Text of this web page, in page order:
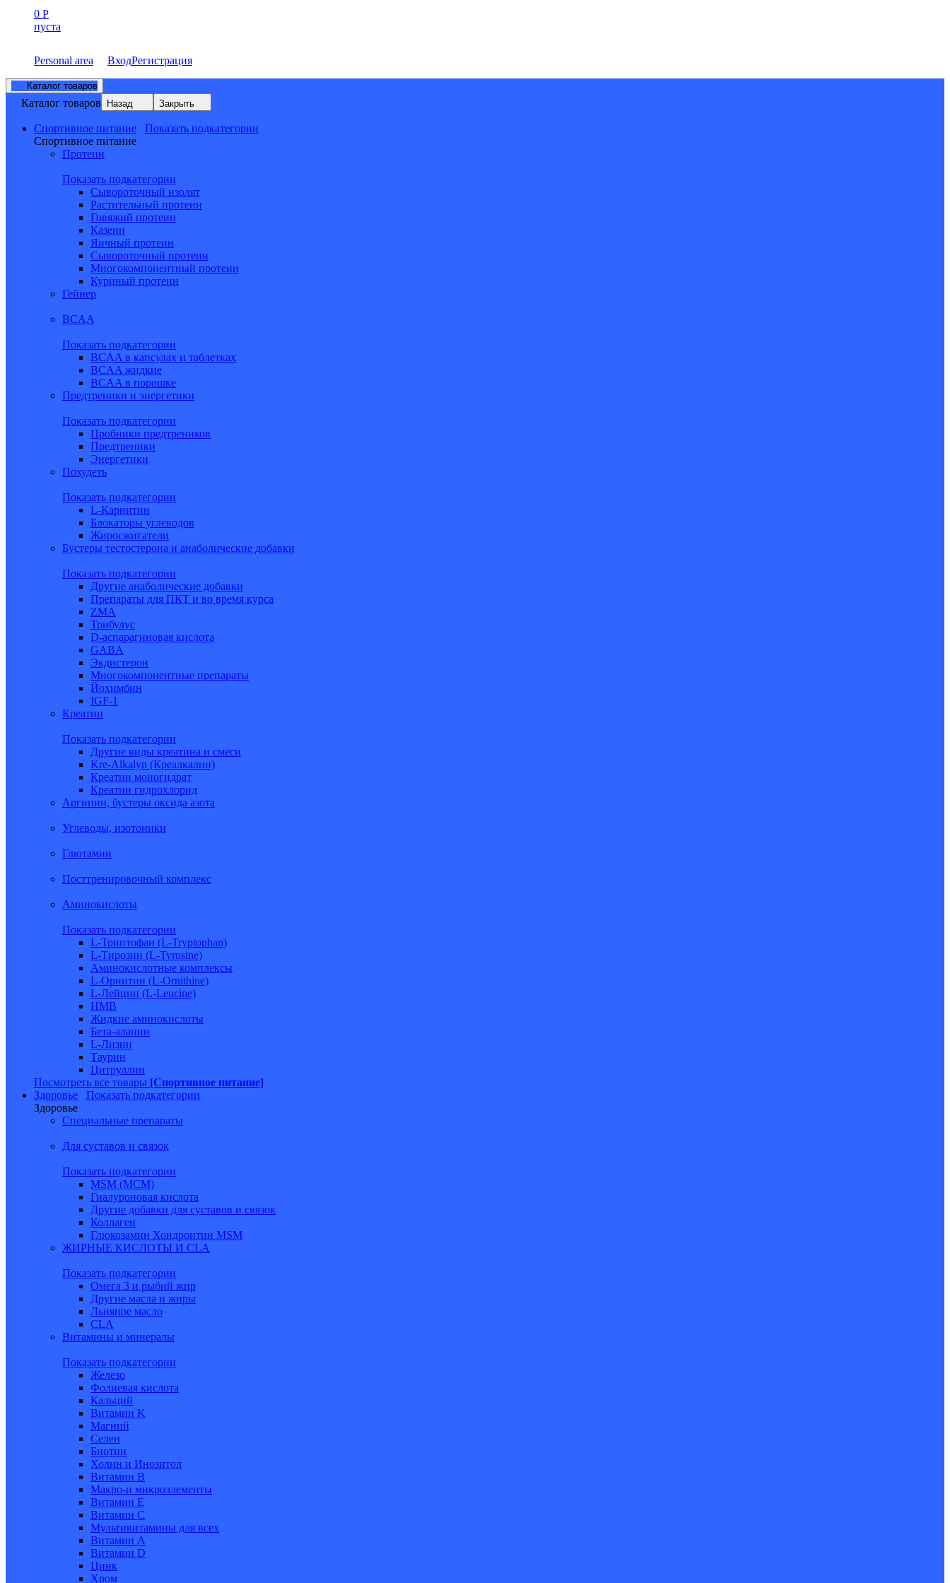
0 Р
пуста
Personal area ВходРегистрация
Каталог товаров
Каталог товаров Назад Закрыть
Спортивное питание
Показать подкатегории
Спортивное питание
Протеин
Показать подкатегории
Сывороточный изолят
Растительный протеин
Говяжий протеин
Казеин
Яичный протеин
Сывороточный протеин
Многокомпонентный протеин
Куриный протеин
Гейнер
BCAA
Показать подкатегории
BCAA в капсулах и таблетках
BCAA жидкие
BCAA в порошке
Предтреники и энергетики
Показать подкатегории
Пробники предтреников
Предтреники
Энергетики
Похудеть
Показать подкатегории
L-Карнитин
Блокаторы углеводов
Жиросжигатели
Бустеры тестостерона и анаболические добавки
Показать подкатегории
Другие анаболические добавки
Препараты для ПКТ и во время курса
ZMA
Трибулус
D-аспарагиновая кислота
GABA
Экдистерон
Многокомпонентные препараты
Йохимбин
IGF-1
Креатин
Показать подкатегории
Другие виды креатина и смеси
Kre-Alkalyn (Креалкалин)
Креатин моногидрат
Креатин гидрохлорид
Аргинин, бустеры оксида азота
Углеводы, изотоники
Глютамин
Посттренировочный комплекс
Аминокислоты
Показать подкатегории
L-Триптофан (L-Tryptophan)
L-Тирозин (L-Tyrosine)
Аминокислотные комплексы
L-Орнитин (L-Ornithine)
L-Лейцин (L-Leucine)
HMB
Жидкие аминокислоты
Бета-аланин
L-Лизин
Таурин
Цитруллин
Посмотреть все товары [Спортивное питание]
Здоровье
Показать подкатегории
Здоровье
Специальные препараты
Для суставов и связок
Показать подкатегории
MSM (МСМ)
Гиалуроновая кислота
Другие добавки для суставов и связок
Коллаген
Глюкозамин Хондроитин MSM
ЖИРНЫЕ КИСЛОТЫ И CLA
Показать подкатегории
Омега 3 и рыбий жир
Другие масла и жиры
Льняное масло
CLA
Витамины и минералы
Показать подкатегории
Железо
Фолиевая кислота
Кальций
Витамин K
Магний
Селен
Биотин
Холин и Инозитол
Витамин B
Макро-и микроэлементы
Витамин Е
Витамин С
Мультивитамины для всех
Витамин A
Витамин D
Цинк
Хром